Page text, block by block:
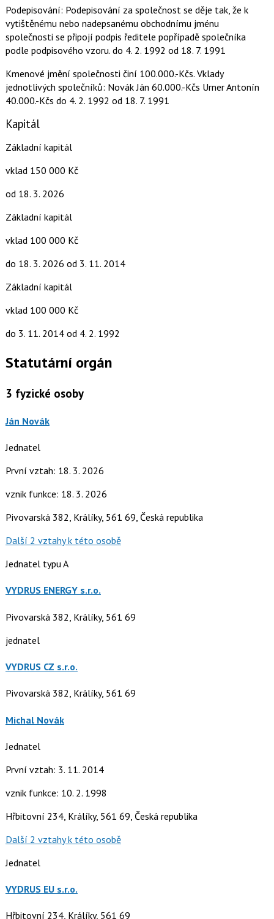
Podepisování: Podepisování za společnost se děje tak, že k
vytištěnému nebo nadepsanému obchodnímu jménu
společnosti se připojí podpis ředitele popřípadě společníka
podle podpisového vzoru. do 4. 2. 1992 od 18. 7. 1991
Kmenové jmění společnosti činí 100.000.-Kčs. Vklady
jednotlivých společníků: Novák Ján 60.000.-Kčs Urner Antonín
40.000.-Kčs do 4. 2. 1992 od 18. 7. 1991
Kapitál
Základní kapitál
vklad 150 000 Kč
od 18. 3. 2026
Základní kapitál
vklad 100 000 Kč
do 18. 3. 2026 od 3. 11. 2014
Základní kapitál
vklad 100 000 Kč
do 3. 11. 2014od 4. 2. 1992
Statutární orgán
3 fyzické osoby
Ján Novák
Jednatel
První vztah: 18. 3. 2026
vznik funkce: 18. 3. 2026
Pivovarská 382, Králíky, 561 69, Česká republika
Další 2 vztahy k této osobě
Jednatel typu A
VYDRUS ENERGY s.r.o.
Pivovarská 382, Králíky, 561 69
jednatel
VYDRUS CZ s.r.o.
Pivovarská 382, Králíky, 561 69
Michal Novák
Jednatel
První vztah: 3. 11. 2014
vznik funkce: 10. 2. 1998
Hřbitovní 234, Králíky, 561 69, Česká republika
Další 2 vztahy k této osobě
Jednatel
VYDRUS EU s.r.o.
Hřbitovní 234, Králíky, 561 69